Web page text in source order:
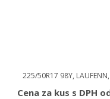
225/50R17 98Y,
Cena za kus s DPH